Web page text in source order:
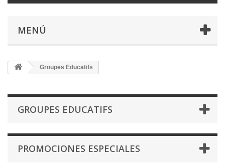
MENÚ
Groupes Educatifs
GROUPES EDUCATIFS
PROMOCIONES ESPECIALES